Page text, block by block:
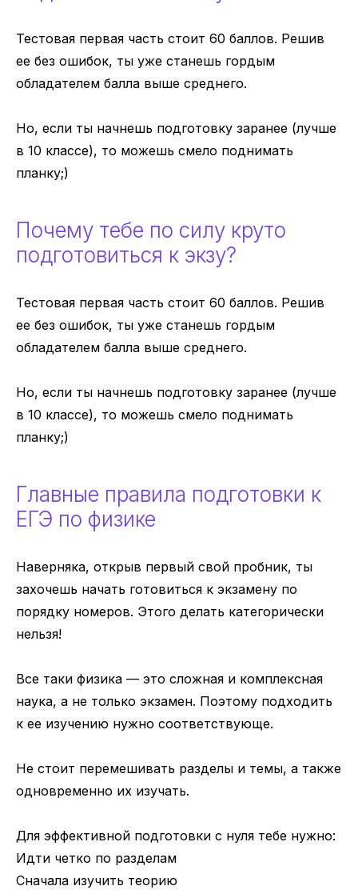
Тестовая первая часть стоит 60 баллов. Решив
ее без ошибок, ты уже станешь гордым
обладателем балла выше среднего.
Но, если ты начнешь подготовку заранее (лучше
в 10 классе), то можешь смело поднимать
планку;)
Почему тебе по силу круто
подготовиться к экзу?
Тестовая первая часть стоит 60 баллов. Решив
ее без ошибок, ты уже станешь гордым
обладателем балла выше среднего.
Но, если ты начнешь подготовку заранее (лучше
в 10 классе), то можешь смело поднимать
планку;)
Главные правила подготовки к
ЕГЭ по физике
Наверняка, открыв первый свой пробник, ты
захочешь начать готовиться к экзамену по
порядку номеров. Этого делать категорически
нельзя!
Все таки физика — это сложная и комплексная
наука, а не только экзамен. Поэтому подходить
к ее изучению нужно соответствующе.
Не стоит перемешивать разделы и темы, а также
одновременно их изучать.
Для эффективной подготовки с нуля тебе нужно:
Идти четко по разделам
Сначала изучить теорию